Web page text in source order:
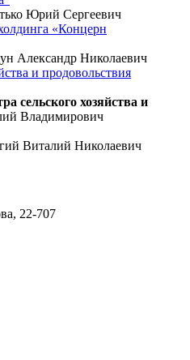
Юрий Сергеевич
«Концерн
Александр Николаевич
и продовольствия
сельского хозяйства и
Владимирович
Виталий Николаевич
22-707